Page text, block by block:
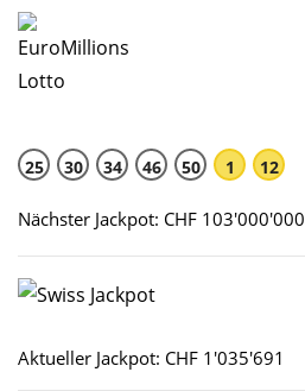
25 30 34 46 50 1 12
Nächster Jackpot: CHF 103'000'000
Aktueller Jackpot: CHF 1'035'691